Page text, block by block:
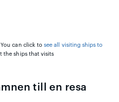
You can click tosee all visiting ships to
the ships that visits
till en resa